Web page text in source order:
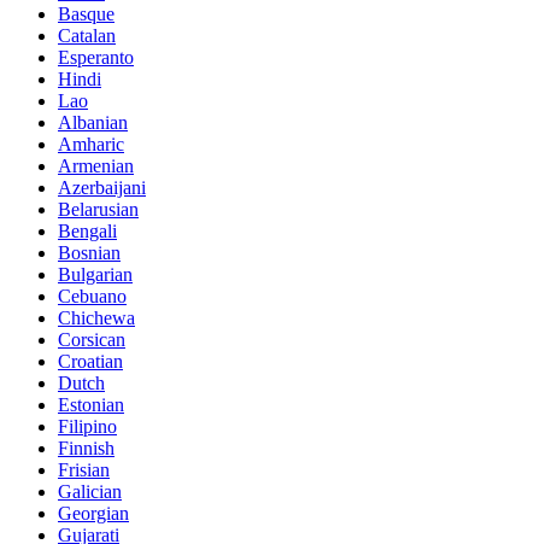
Basque
Catalan
Esperanto
Hindi
Lao
Albanian
Amharic
Armenian
Azerbaijani
Belarusian
Bengali
Bosnian
Bulgarian
Cebuano
Chichewa
Corsican
Croatian
Dutch
Estonian
Filipino
Finnish
Frisian
Galician
Georgian
Gujarati